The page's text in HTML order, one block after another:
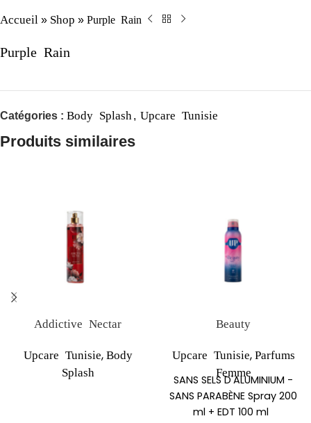
Accueil » Shop » Purple Rain
Purple Rain
Catégories : Body Splash , Upcare Tunisie
Produits similaires
Addictive Nectar
Upcare Tunisie, Body
Splash
Beauty
Upcare Tunisie, Parfums
Femme
SANS SELS D'ALUMINIUM -
SANS PARABÈNE Spray 200
ml + EDT 100 ml